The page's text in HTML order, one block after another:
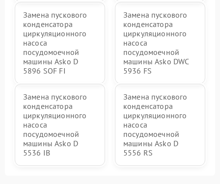
Замена пускового
конденсатора
циркуляционного
насоса
посудомоечной
машины Asko D
5896 SOF FI
Замена пускового
конденсатора
циркуляционного
насоса
посудомоечной
машины Asko DWC
5936 FS
Замена пускового
конденсатора
циркуляционного
насоса
посудомоечной
машины Asko D
5536 IB
Замена пускового
конденсатора
циркуляционного
насоса
посудомоечной
машины Asko D
5556 RS